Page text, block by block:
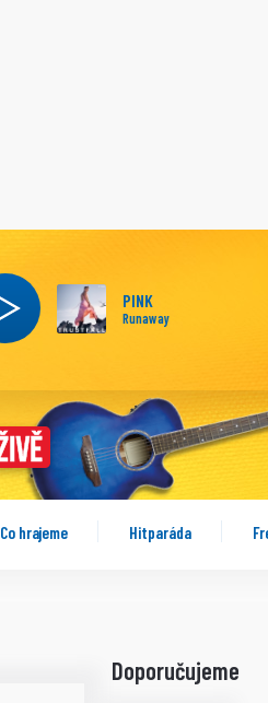
Co hrajeme Hitparáda
PINK
Runaway
Doporučujeme